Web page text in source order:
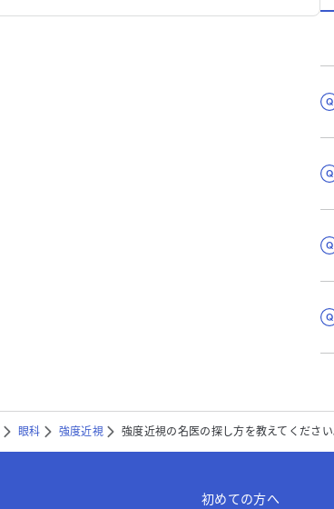
眼科 強度近視 強度近視の名医の探し方を教えてください
初めての方へ